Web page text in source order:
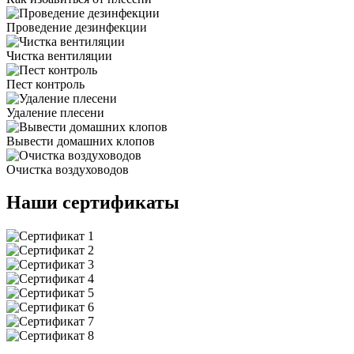
Проведение дезинфекции
Чистка вентиляции
Пест контроль
Удаление плесени
Вывести домашних клопов
Очистка воздуховодов
Наши сертификаты